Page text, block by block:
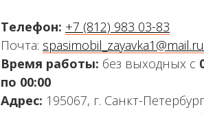
Телефон: +7 (812) 983 03-83
Почта: spasimobil_zayavka1@mail.ru
Время работы: без выходных с
по 00:00
Адрес: 195067, г. Санкт-